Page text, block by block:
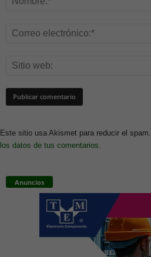
Este sitio usa Akismet para reducir el spam.
los datos de tus comentarios.
Anuncios